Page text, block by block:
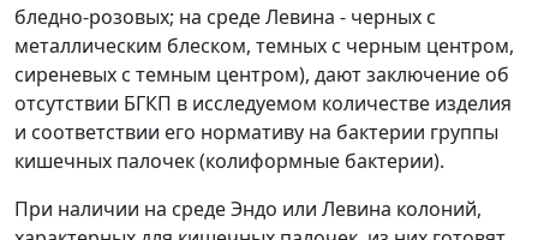
бледно-розовых; на среде Левина - черных с
металлическим блеском, темных с черным центром,
сиреневых с темным центром), дают заключение об
отсутствии БГКП в исследуемом количестве изделия
и соответствии его нормативу на бактерии группы
кишечных палочек (колиформные бактерии).
При наличии на среде Эндо или Левина колоний,